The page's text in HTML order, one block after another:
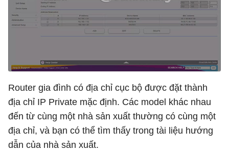
Router gia đình có địa chỉ cục bộ được đặt thành
địa chỉ IP Private mặc định. Các model khác nhau
đến từ cùng một nhà sản xuất thường có cùng một
địa chỉ, và bạn có thể tìm thấy trong tài liệu hướng
dẫn của nhà sản xuất.